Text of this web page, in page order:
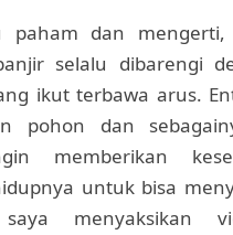
paham dan mengerti,
selalu dibarengi
ikut terbawa arus.
pohon dan
memberikan
untuk bisa
menyaksikan